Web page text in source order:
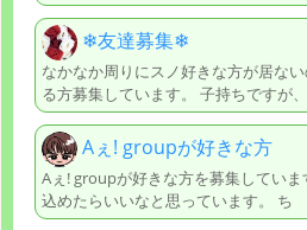
❄︎友達募集❄︎
なかなか周りにスノ好きな方が居な
る方募集しています。 子持ちですが
Aぇ! groupが好きな方
Aぇ! groupが好きな方を募集してい
込めたらいいなと思っています。 ち